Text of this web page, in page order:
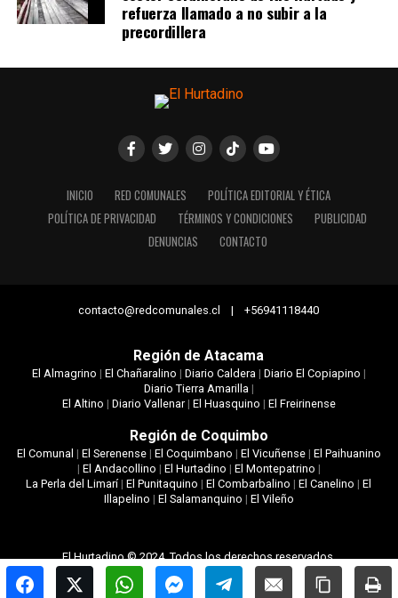
refuerza llamado a no subir a la
precordillera
INICIO RED COMUNALES
POLÍTICA EDITORIAL Y ÉTICA
POLÍTICA DE PRIVACIDAD
TÉRMINOS Y CONDICIONES
PUBLICIDAD
DENUNCIAS
CONTACTO
contacto@redcomunales.cl | +56941118440
Región de Atacama
El Almagrino | El Chañaralino | Diario Caldera | Diario El Copiapino |
Diario Tierra Amarilla |
El Altino | Diario Vallenar| El Huasquino | El Freirinense
Región de Coquimbo
El Comunal | El Serenense| El Coquimbano | El Vicuñense| El Paihuanino
| El Andacollino | El Hurtadino | El Montepatrino |
La Perla del Limarí|El Punitaquino |El Combarbalino |El Canelino |El
Illapelino | El Salamanquino | El Vileño
El Hurtadino © 2024. Todos los derechos reservados.